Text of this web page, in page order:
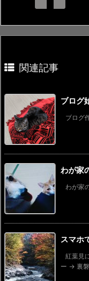
関連記事
ブログ
ブログ
わが家
わが家
スマホ
紅葉見
ー → 裏